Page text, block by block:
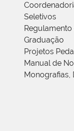
Seletivos
Graduação
Projetos
Manual de
Monografias,